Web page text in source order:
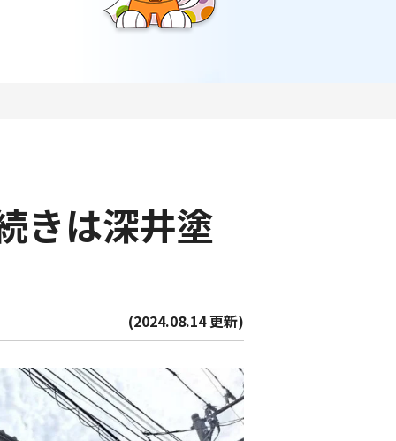
きは深井塗
(2024.08.14 更新)